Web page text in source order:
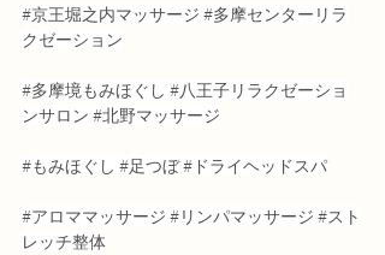
#京王堀之内マッサージ #多摩センターリラ
クゼーション
#多摩境もみほぐし #八王子リラクゼーショ
ンサロン #北野マッサージ
#もみほぐし #足つぼ#ドライヘッドスパ
#アロママッサージ #リンパマッサージ #スト
レッチ整体